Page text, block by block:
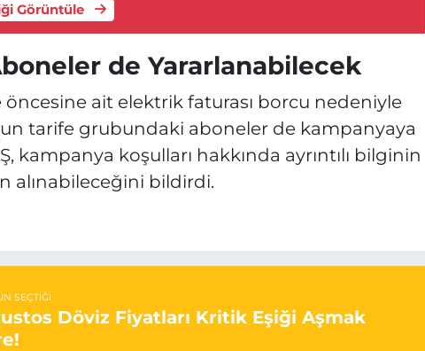
Görüntüle
de Yararlanabilecek
öncesine ait elektrik faturası borcu nedeniyle
tarife grubundaki aboneler de kampanyaya
kampanya koşulları hakkında ayrıntılı bilginin
alınabileceğini bildirdi.
SEÇTIĞI
Döviz Fiyatları Kritik Eşiği Aşmak